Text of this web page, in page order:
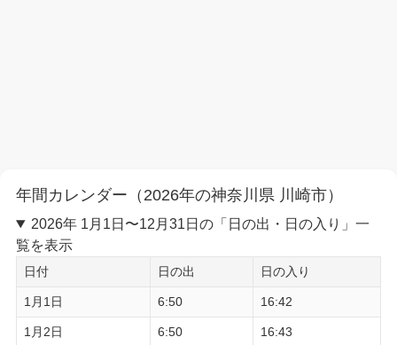
年間カレンダー（2026年の神奈川県 川崎市）
2026年 1月1日〜12月31日の「日の出・日の入り」一
覧を表示
日付 日の出 日の入り
1月1日 6:50 16:42
1月2日 6:50 16:43